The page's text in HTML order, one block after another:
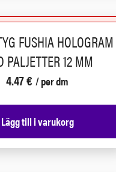
FUSHIA HOLOGRAM
PALJETTER 12 MM
4.47€ / per dm
Lägg till i varukorg